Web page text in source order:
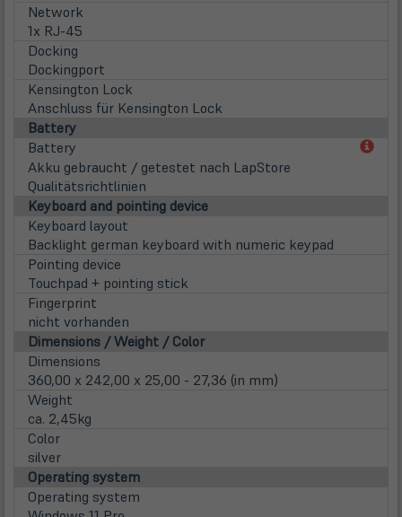
Network
1x RJ-45
Docking
Dockingport
Kensington Lock
Anschluss für Kensington Lock
Battery
Battery
Akku gebraucht / getestet nach LapStore
Qualitätsrichtlinien
Keyboard and pointing device
Keyboard layout
Backlight german keyboard with numeric keypad
Pointing device
Touchpad + pointing stick
Fingerprint
nicht vorhanden
Dimensions / Weight / Color
Dimensions
360,00 x 242,00 x 25,00 - 27,36 (in mm)
Weight
ca. 2,45kg
Color
silver
Operating system
Operating system